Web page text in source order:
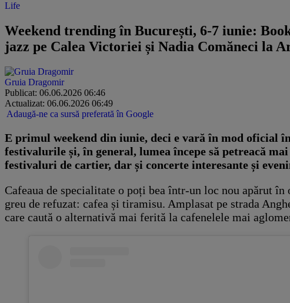
Life
Weekend trending în București, 6-7 iunie:
jazz pe Calea Victoriei și Nadia Comăneci la
Gruia Dragomir
Publicat: 06.06.2026 06:46
Actualizat: 06.06.2026 06:49
Adaugă-ne ca sursă preferată în Google
E primul weekend din iunie, deci e vară în mod oficial
festivalurile și, în general, lumea începe să petreacă
festivaluri de cartier, dar și concerte interesante și
Cafeaua de specialitate o poți bea într-un loc nou apărut în
greu de refuzat: cafea și tiramisu. Amplasat pe strada
care caută o alternativă mai ferită la cafenelele mai